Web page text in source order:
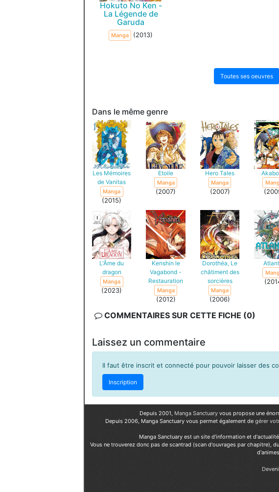
Hokuto No Ken -
La Légende de
Garuda
Manga (2013)
Toutes ses oeuvres
Dans le même genre
Les Mémoires
de Vanitas
Manga
(2015)
Etoile
Manga
(2007)
Hero Tales
Manga
(2007)
L'Âme du
dragon
Manga
(2023)
Kenshin le
Vagabond -
Restauration
Manga
(2012)
Dorothéa, Le
châtiment des
sorcières
Manga
(2006)
COMMENTAIRES SUR CETTE FICHE (0)
Laissez un commentaire
Il faut être inscrit et connecté pour pouvoir laisser des
Inscription
Depuis 2001, Manga Sanctuary vous propose une
Depuis 2006, Manga Sanctuary vous permet également de gérer
Manga Sanctuary est un site d'information et
Vous ne trouverez donc pas de scantrad (scan d'ouvrages par chapitre),